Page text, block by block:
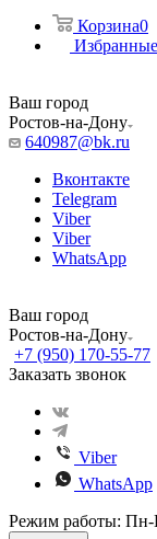
Корзина0
Ваш город
Ростов-на-Дону
640987@bk.ru
Вконтакте
Telegram
Viber
Viber
WhatsApp
Ваш город
Ростов-на-Дону
+7 (950) 170-55-77
Заказать звонок
Viber
WhatsApp
Режим работы: Пн-